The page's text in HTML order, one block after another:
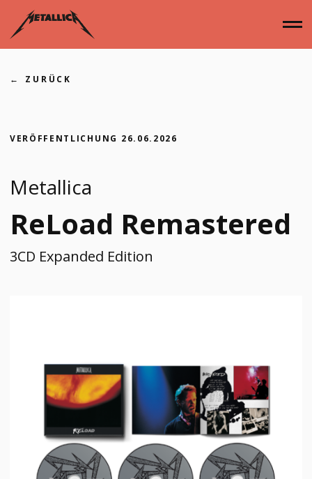
Inhalt
springen
Singles
ZURÜCK
VERÖFFENTLICHUNG 26.06.2026
Metallica
ReLoad Remastered
3CD Expanded Edition